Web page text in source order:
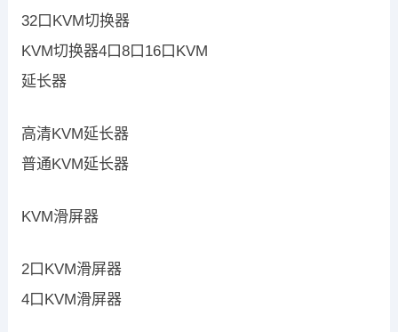
32口KVM切换器
KVM切换器4口8口16口KVM
延长器
高清KVM延长器
普通KVM延长器
KVM滑屏器
2口KVM滑屏器
4口KVM滑屏器